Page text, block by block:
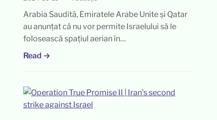
Arabia Saudită, Emiratele Arabe Unite și Qatar
au anunțat că nu vor permite Israelului să le
folosească spațiul aerian în…
Read →